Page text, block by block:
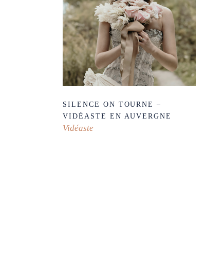
SILENCE ON TOURNE –
VIDÉASTE EN AUVERGNE
Vidéaste